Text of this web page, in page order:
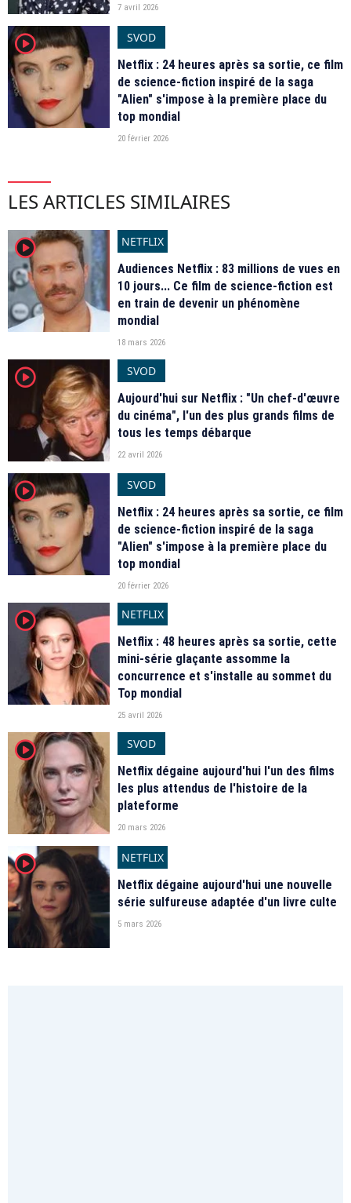
7 avril 2026
player2
SVOD
Netflix : 24 heures après sa sortie, ce film
de science-fiction inspiré de la saga
"Alien" s'impose à la première place du
top mondial
20 février 2026
LES ARTICLES SIMILAIRES
player2
NETFLIX
Audiences Netflix : 83 millions de vues en
10 jours... Ce film de science-fiction est
en train de devenir un phénomène
mondial
18 mars 2026
player2
SVOD
Aujourd'hui sur Netflix : "Un chef-d'œuvre
du cinéma", l'un des plus grands films de
tous les temps débarque
22 avril 2026
player2
SVOD
Netflix : 24 heures après sa sortie, ce film
de science-fiction inspiré de la saga
"Alien" s'impose à la première place du
top mondial
20 février 2026
player2
NETFLIX
Netflix : 48 heures après sa sortie, cette
mini-série glaçante assomme la
concurrence et s'installe au sommet du
Top mondial
25 avril 2026
player2
SVOD
Netflix dégaine aujourd'hui l'un des films
les plus attendus de l'histoire de la
plateforme
20 mars 2026
player2
NETFLIX
Netflix dégaine aujourd'hui une nouvelle
série sulfureuse adaptée d'un livre culte
5 mars 2026